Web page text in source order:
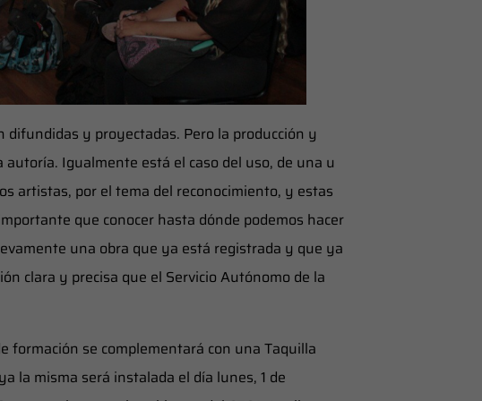
difundidas y proyectadas. Pero la producción y
Igualmente está el caso del uso, de una u
artistas, por el tema del reconocimiento, y estas
que conocer hasta dónde podemos hacer
una obra que ya está registrada y que ya
clara y precisa que el Servicio Autónomo de la
formación se complementará con una Taquilla
la misma será instalada el día lunes, 1 de